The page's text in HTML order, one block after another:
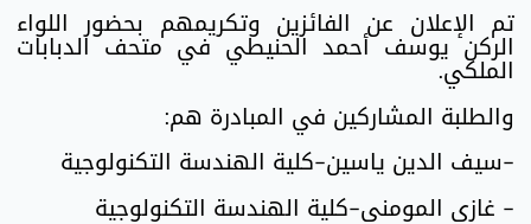
تم الإعلان عن الفائزين وتكريمهم بحضور اللواء
الركن يوسف أحمد الحنيطي في متحف الدبابات
الملكي.
والطلبة المشاركين في المبادرة هم:
-سيف الدين ياسين-كلية الهندسة التكنولوجية
- غازي المومني-كلية الهندسة التكنولوجية